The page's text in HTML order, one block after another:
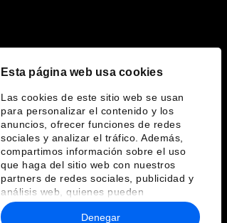
Esta página web usa cookies
Las cookies de este sitio web se usan
para personalizar el contenido y los
anuncios, ofrecer funciones de redes
sociales y analizar el tráfico. Además,
compartimos información sobre el uso
que haga del sitio web con nuestros
partners de redes sociales, publicidad y
análisis web, quienes pueden
combinarla con otra información que les
haya proporcionado o que hayan
Denegar